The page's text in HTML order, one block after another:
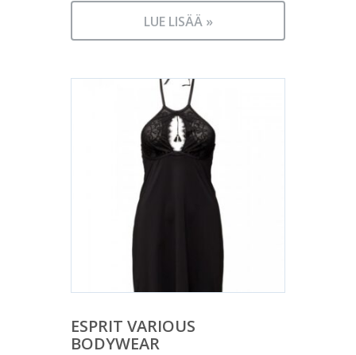
LUE LISÄÄ »
ESPRIT VARIOUS
BODYWEAR